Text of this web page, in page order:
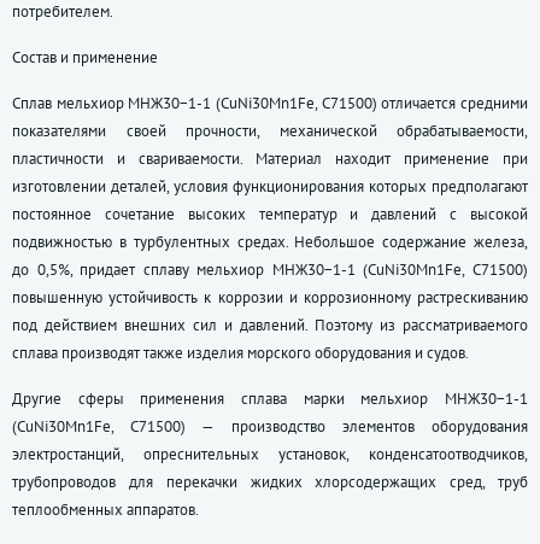
потребителем.
Состав и применение
Сплав мельхиор МНЖ30−1-1 (CuNi30Mn1Fe, C71500) отличается средними
показателями своей прочности, механической обрабатываемости,
пластичности и свариваемости. Материал находит применение при
изготовлении деталей, условия функционирования которых предполагают
постоянное сочетание высоких температур и давлений с высокой
подвижностью в турбулентных средах. Небольшое содержание железа,
до 0,5%, придает сплаву мельхиор МНЖ30−1-1 (CuNi30Mn1Fe, C71500)
повышенную устойчивость к коррозии и коррозионному растрескиванию
под действием внешних сил и давлений. Поэтому из рассматриваемого
сплава производят также изделия морского оборудования и судов.
Другие сферы применения сплава марки мельхиор МНЖ30−1-1
(CuNi30Mn1Fe, C71500) — производство элементов оборудования
электростанций, опреснительных установок, конденсатоотводчиков,
трубопроводов для перекачки жидких хлорсодержащих сред, труб
теплообменных аппаратов.